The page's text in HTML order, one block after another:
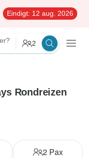
Eindigt: 12 aug. 2026
2
Rondreizen
2 Pax